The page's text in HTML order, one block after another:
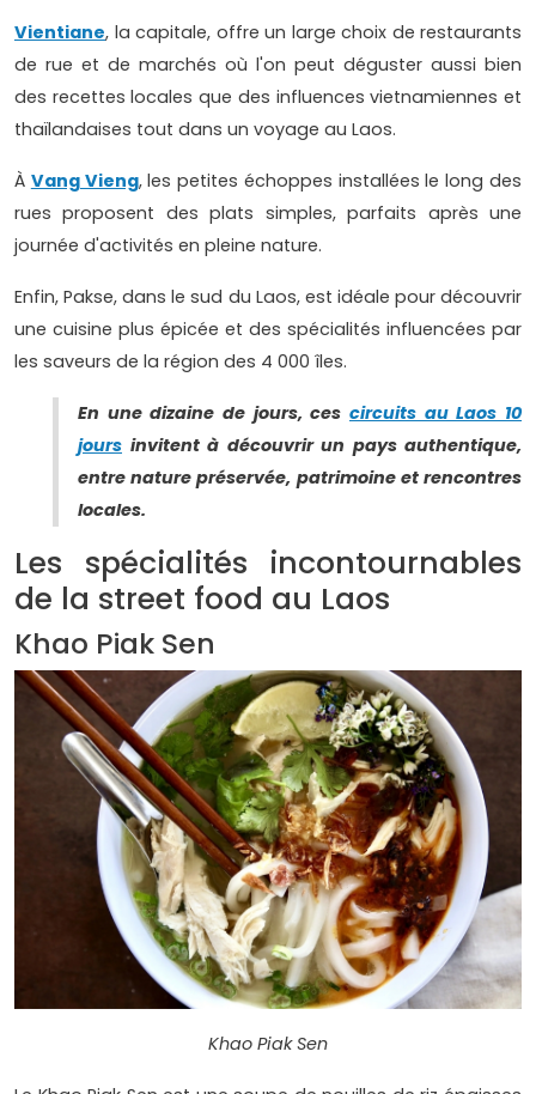
Vientiane, la capitale, offre un large choix de restaurants
de rue et de marchés où l'on peut déguster aussi bien
des recettes locales que des influences vietnamiennes et
thaïlandaises tout dans un voyage au Laos.
À Vang Vieng, les petites échoppes installées le long des
rues proposent des plats simples, parfaits après une
journée d'activités en pleine nature.
Enfin, Pakse, dans le sud du Laos, est idéale pour découvrir
une cuisine plus épicée et des spécialités influencées par
les saveurs de la région des 4 000 îles.
En une dizaine de jours, ces circuits au Laos 10
jours invitent à découvrir un pays authentique,
entre nature préservée, patrimoine et rencontres
locales.
Les spécialités incontournables
de la street food au Laos
Khao Piak Sen
Khao Piak Sen